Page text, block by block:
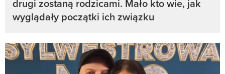
drugi zostaną rodzicami. Mało kto wie, jak
wyglądały początki ich związku